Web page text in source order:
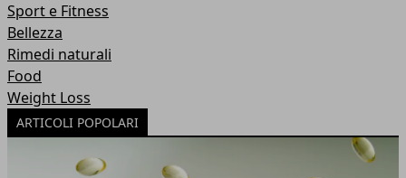
Sport e Fitness
Bellezza
Rimedi naturali
Food
Weight Loss
ARTICOLI POPOLARI